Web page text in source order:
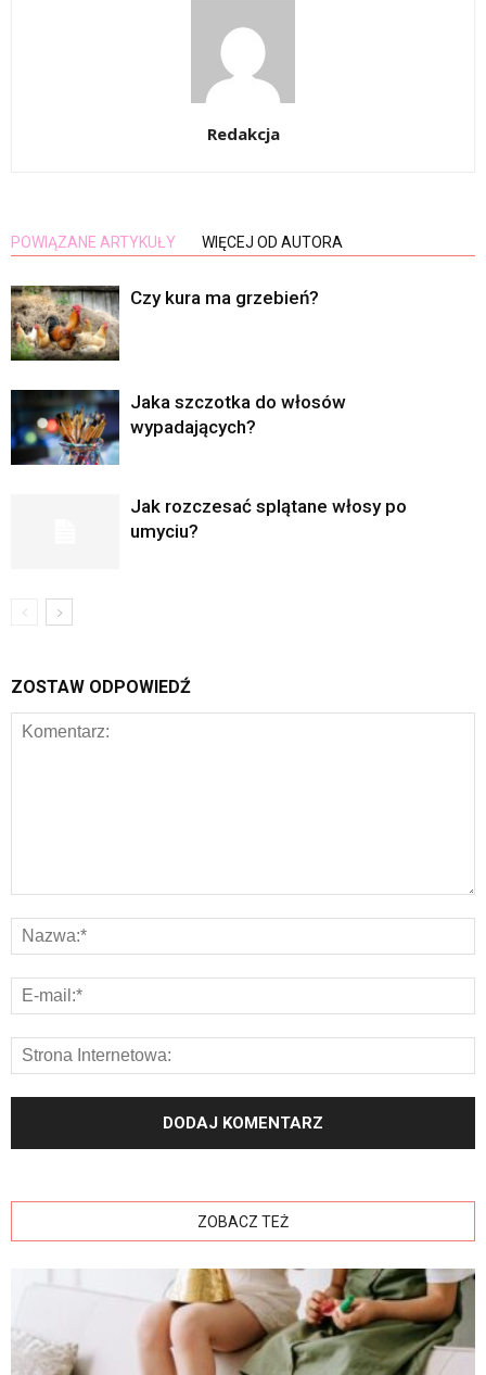
Redakcja
POWIĄZANE ARTYKUŁY WIĘCEJ OD AUTORA
Czy kura ma grzebień?
Jaka szczotka do włosów
wypadających?
Jak rozczesać splątane włosy po
umyciu?
ZOSTAW ODPOWIEDŹ
ZOBACZ TEŻ